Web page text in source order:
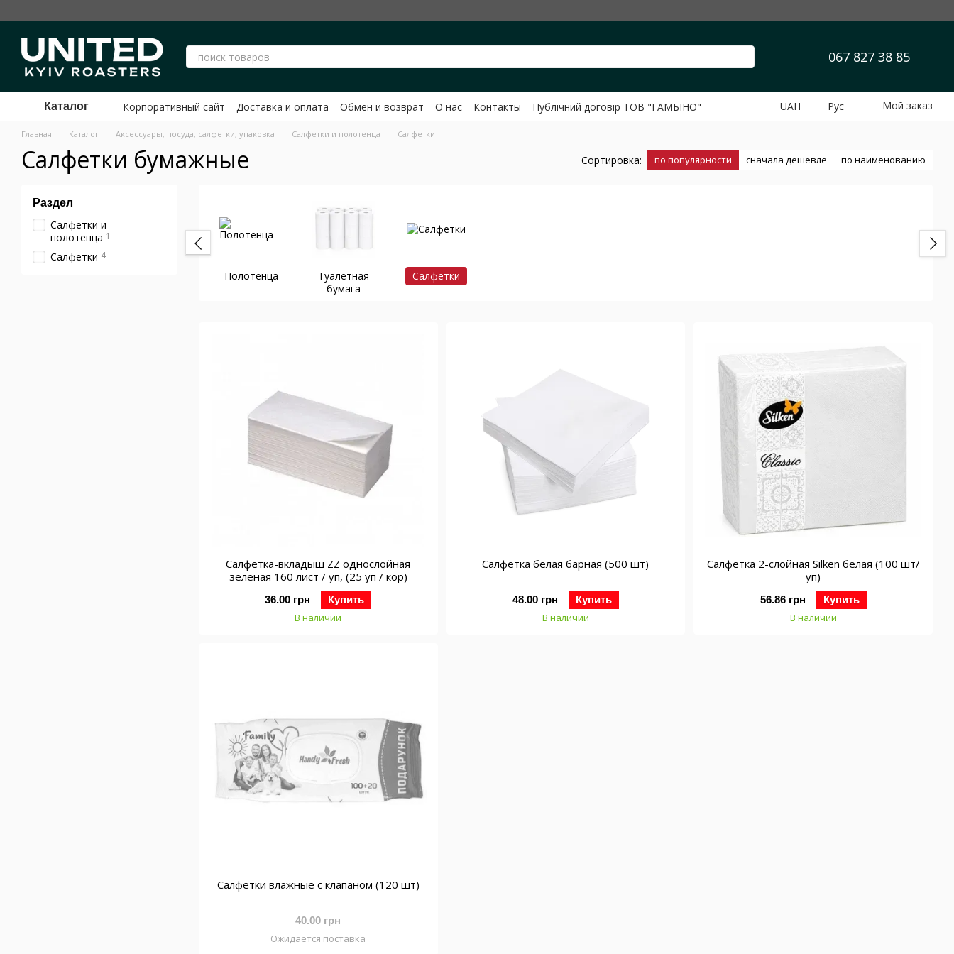
067 827 38 85
Каталог Корпоративный сайт Доставка и оплата Обмен и возврат О нас Контакты
Публічний договір ТОВ "ГАМБІНО"
UAH Рус Мой заказ
Главная Каталог Аксессуары, посуда, салфетки, упаковка Салфетки и полотенца Салфетки
Салфетки бумажные Сортировка: по популярности сначала дешевле по наименованию
Полотенца
Туалетная
бумага
Салфетки
Салфетка-вкладыш ZZ однослойная
зеленая 160 лист / уп, (25 уп / кор)
36.00 грн Купить
В наличии
Салфетка белая барная (500 шт)
48.00 грн Купить
В наличии
Салфетка 2-слойная Silken белая (100 шт/
уп)
56.86 грн Купить
В наличии
Салфетки влажные с клапаном (120 шт)
40.00 грн
Ожидается поставка
Раздел
Салфетки и
полотенца 1
Салфетки 4